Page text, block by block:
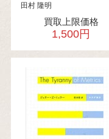
田村 隆明
買取上限価格
1,500円